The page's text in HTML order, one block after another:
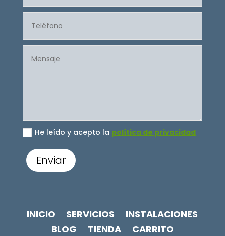
He leído y acepto la política de privacidad
Enviar
INICIO SERVICIOS
INSTALACIONES
BLOG
TIENDA CARRITO